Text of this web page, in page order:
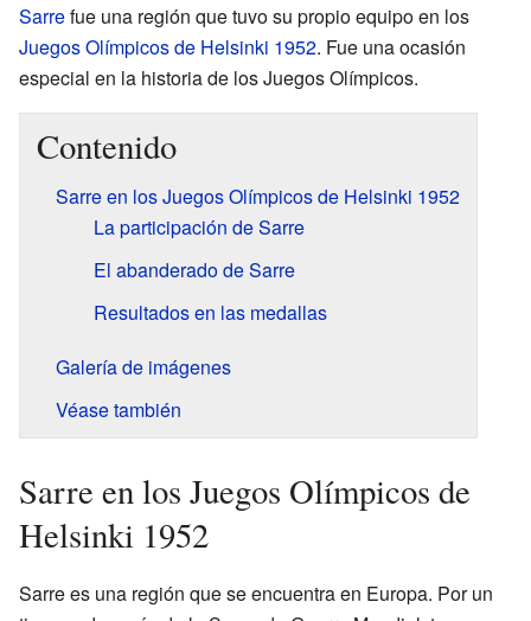
Sarrefue una región que tuvo su propio equipo en los
Juegos Olímpicos de Helsinki 1952. Fue una ocasión
especial en la historia de los Juegos Olímpicos.
Contenido
Sarre en los Juegos Olímpicos de Helsinki 1952
La participación de Sarre
El abanderado de Sarre
Resultados en las medallas
Galería de imágenes
Véase también
Sarre en los Juegos Olímpicos de
Helsinki 1952
Sarre es una región que se encuentra en Europa. Por un